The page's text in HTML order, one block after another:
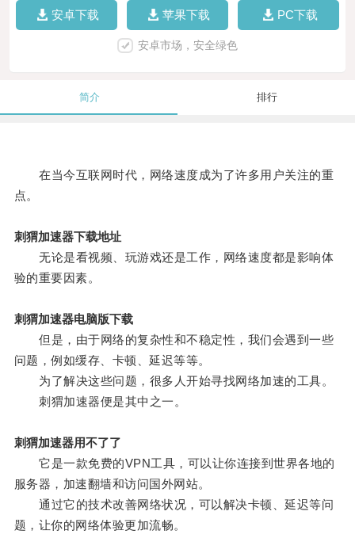
安卓下载 苹果下载 PC下载
安卓市场，安全绿色
简介 排行
在当今互联网时代，网络速度成为了许多用户关注的重
点。
刺猬加速器下载地址
无论是看视频、玩游戏还是工作，网络速度都是影响体
验的重要因素。
刺猬加速器电脑版下载
但是，由于网络的复杂性和不稳定性，我们会遇到一些
问题，例如缓存、卡顿、延迟等等。
为了解决这些问题，很多人开始寻找网络加速的工具。
刺猬加速器便是其中之一。
刺猬加速器用不了了
它是一款免费的VPN工具，可以让你连接到世界各地的
服务器，加速翻墙和访问国外网站。
通过它的技术改善网络状况，可以解决卡顿、延迟等问
题，让你的网络体验更加流畅。